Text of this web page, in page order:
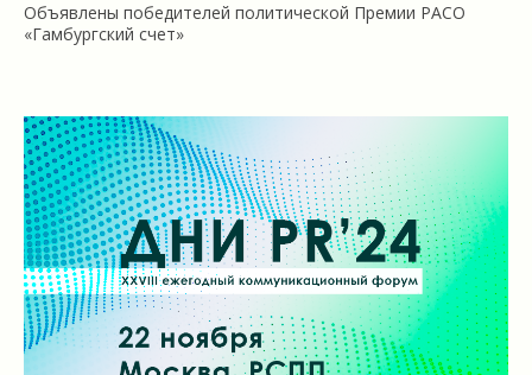
Объявлены победителей политической Премии РАСО
«Гамбургский счет»